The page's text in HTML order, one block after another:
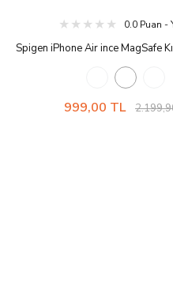
0.0 Puan -
Spigen iPhone Air ince MagSafe
Sararmaya Dayanıklı
Teknolojisi™ Askeri Sınıf
999,00 TL